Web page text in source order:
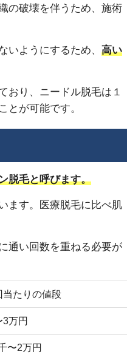
の破壊を伴うため、施術
いようにするため、 高い
おり、ニードル脱毛は１
とが可能です。
脱毛と呼びます。
ます。医療脱毛に比べ肌
通い回数を重ねる必要が
当たりの値段
3万円
〜2万円